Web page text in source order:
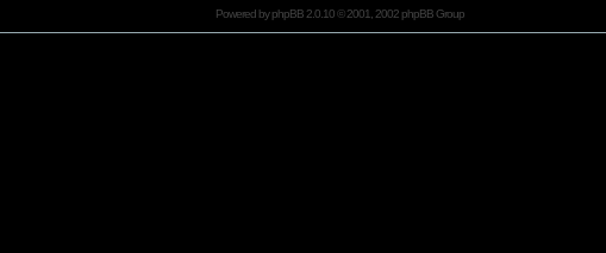
Powered byphpBB2.0.10 © 2001, 2002 phpBB Group